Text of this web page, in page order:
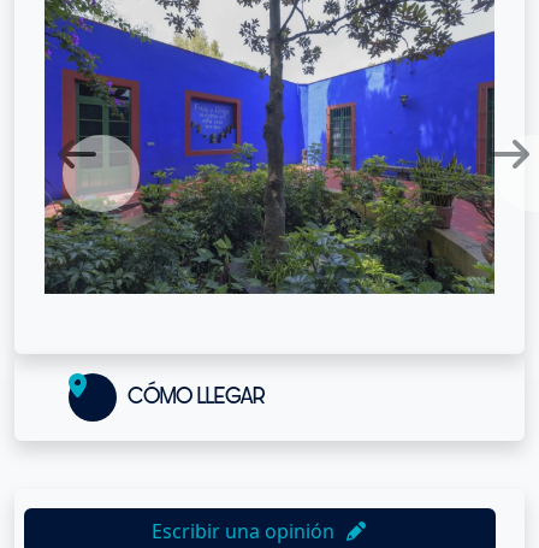
Previous Next
CÓMO LLEGAR
Escribir una opinión